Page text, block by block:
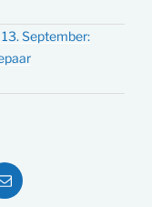
September: